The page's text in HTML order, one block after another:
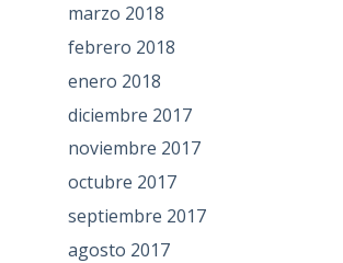
marzo 2018
febrero 2018
enero 2018
diciembre 2017
noviembre 2017
octubre 2017
septiembre 2017
agosto 2017